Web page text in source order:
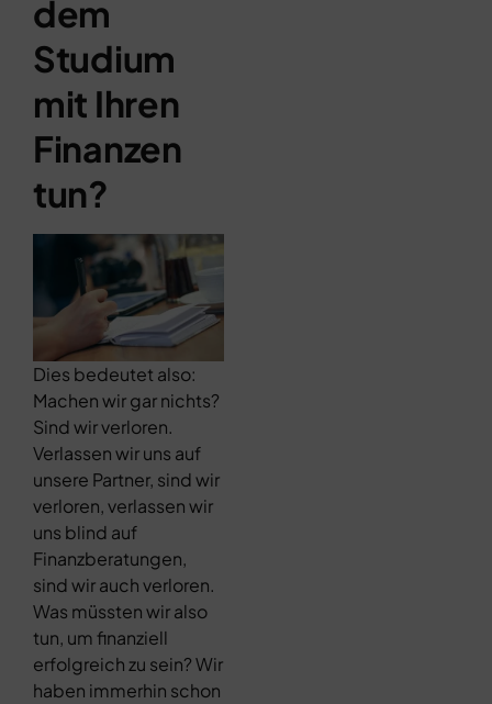
dem
Studium
mit Ihren
Finanzen
tun?
Dies bedeutet also:
Machen wir gar nichts?
Sind wir verloren.
Verlassen wir uns auf
unsere Partner, sind wir
verloren, verlassen wir
uns blind auf
Finanzberatungen,
sind wir auch verloren.
Was müssten wir also
tun, um finanziell
erfolgreich zu sein? Wir
haben immerhin schon